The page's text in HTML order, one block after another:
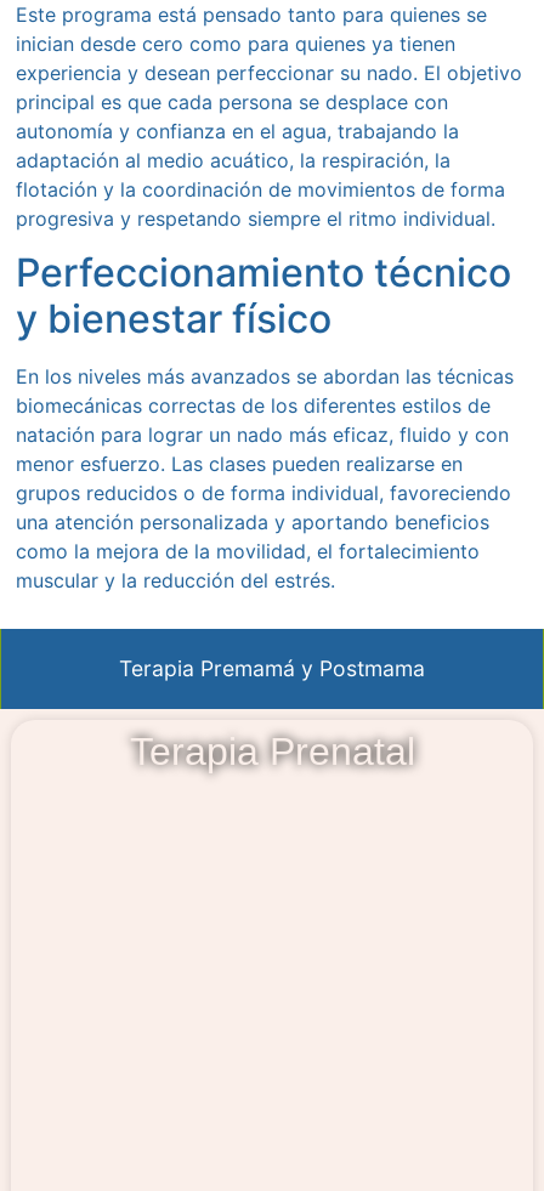
Este programa está pensado tanto para quienes se
inician desde cero como para quienes ya tienen
experiencia y desean perfeccionar su nado. El objetivo
principal es que cada persona se desplace con
autonomía y confianza en el agua, trabajando la
adaptación al medio acuático, la respiración, la
flotación y la coordinación de movimientos de forma
progresiva y respetando siempre el ritmo individual.
Perfeccionamiento técnico
y bienestar físico
En los niveles más avanzados se abordan las técnicas
biomecánicas correctas de los diferentes estilos de
natación para lograr un nado más eficaz, fluido y con
menor esfuerzo. Las clases pueden realizarse en
grupos reducidos o de forma individual, favoreciendo
una atención personalizada y aportando beneficios
como la mejora de la movilidad, el fortalecimiento
muscular y la reducción del estrés.
Terapia Premamá y Postmama
Terapia Prenatal